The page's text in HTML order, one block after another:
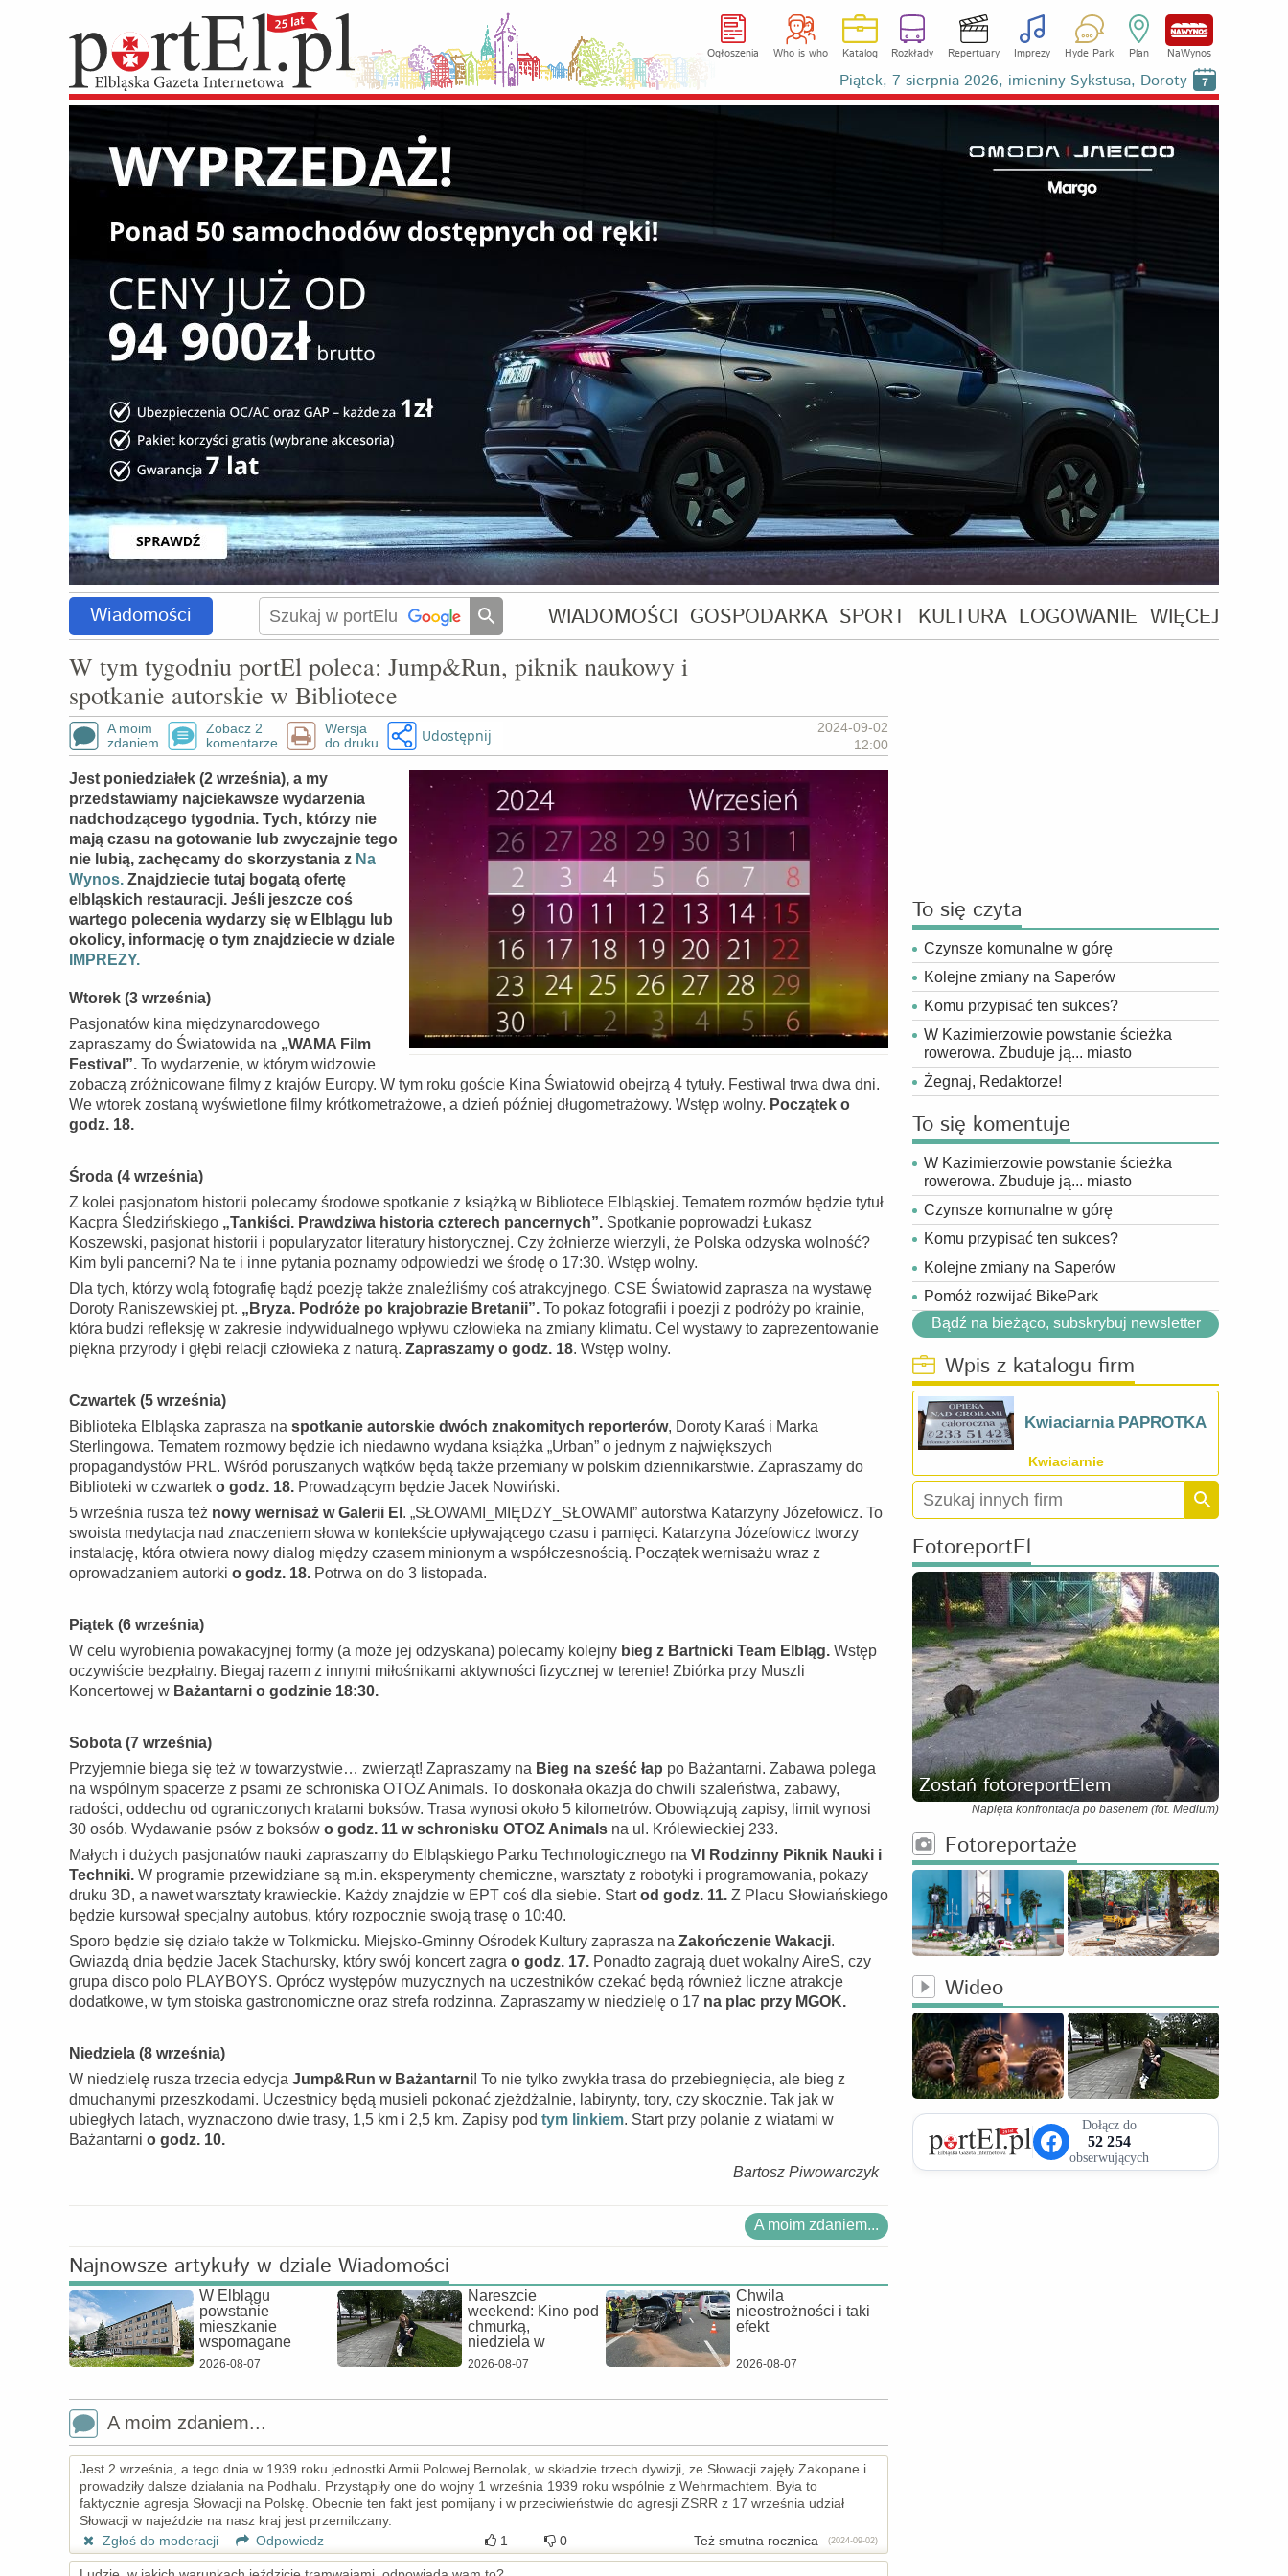
Ogłoszenia Who is who Katalog Rozkłady Repertuary Imprezy Hyde Park Plan NaWynos
Piątek, 7 sierpnia 2026, imieniny Sykstusa, Doroty 7
Wiadomości WIADOMOŚCI GOSPODARKA SPORT KULTURA LOGOWANIE WIĘCEJ
W tym tygodniu portEl poleca: Jump&Run, piknik naukowy i
spotkanie autorskie w Bibliotece
A moim
zdaniem
Zobacz 2
komentarze
Wersja
do druku
Udostępnij
2024-09-02
12:00
Jest poniedziałek (2 września), a my
przedstawiamy najciekawsze wydarzenia
nadchodzącego tygodnia. Tych, którzy nie
mają czasu na gotowanie lub zwyczajnie tego
nie lubią, zachęcamy do skorzystania z Na
Wynos. Znajdziecie tutaj bogatą ofertę
elbląskich restauracji. Jeśli jeszcze coś
wartego polecenia wydarzy się w Elblągu lub
okolicy, informację o tym znajdziecie w dziale
IMPREZY.
Wtorek (3 września)
Pasjonatów kina międzynarodowego
zapraszamy do Światowida na „WAMA Film
Festival”. To wydarzenie, w którym widzowie
zobaczą zróżnicowane filmy z krajów Europy. W tym roku goście Kina Światowid obejrzą 4 tytuły. Festiwal trwa dwa dni.
We wtorek zostaną wyświetlone filmy krótkometrażowe, a dzień później długometrażowy. Wstęp wolny. Początek o
godz. 18.
Środa (4 września)
Z kolei pasjonatom historii polecamy środowe spotkanie z książką w Bibliotece Elbląskiej. Tematem rozmów będzie tytuł
Kacpra Śledzińskiego „Tankiści. Prawdziwa historia czterech pancernych”. Spotkanie poprowadzi Łukasz
Koszewski, pasjonat historii i popularyzator literatury historycznej. Czy żołnierze wierzyli, że Polska odzyska wolność?
Kim byli pancerni? Na te i inne pytania poznamy odpowiedzi we środę o 17:30. Wstęp wolny.
Dla tych, którzy wolą fotografię bądź poezję także znaleźliśmy coś atrakcyjnego. CSE Światowid zaprasza na wystawę
Doroty Raniszewskiej pt. „Bryza. Podróże po krajobrazie Bretanii”. To pokaz fotografii i poezji z podróży po krainie,
która budzi refleksję w zakresie indywidualnego wpływu człowieka na zmiany klimatu. Cel wystawy to zaprezentowanie
piękna przyrody i głębi relacji człowieka z naturą. Zapraszamy o godz. 18. Wstęp wolny.
Czwartek (5 września)
Biblioteka Elbląska zaprasza na spotkanie autorskie dwóch znakomitych reporterów, Doroty Karaś i Marka
Sterlingowa. Tematem rozmowy będzie ich niedawno wydana książka „Urban” o jednym z największych
propagandystów PRL. Wśród poruszanych wątków będą także przemiany w polskim dziennikarstwie. Zapraszamy do
Biblioteki w czwartek o godz. 18. Prowadzącym będzie Jacek Nowiński.
5 września rusza też nowy wernisaż w Galerii El . „SŁOWAMI_MIĘDZY_SŁOWAMI” autorstwa Katarzyny Józefowicz. To
swoista medytacja nad znaczeniem słowa w kontekście upływającego czasu i pamięci. Katarzyna Józefowicz tworzy
instalację, która otwiera nowy dialog między czasem minionym a współczesnością. Początek wernisażu wraz z
oprowadzaniem autorki o godz. 18. Potrwa on do 3 listopada.
Piątek (6 września)
W celu wyrobienia powakacyjnej formy (a może jej odzyskana) polecamy kolejny bieg z Bartnicki Team Elbląg. Wstęp
oczywiście bezpłatny. Biegaj razem z innymi miłośnikami aktywności fizycznej w terenie! Zbiórka przy Muszli
Koncertowej w Bażantarni o godzinie 18:30.
Sobota (7 września)
Przyjemnie biega się też w towarzystwie… zwierząt! Zapraszamy na Bieg na sześć łap po Bażantarni. Zabawa polega
na wspólnym spacerze z psami ze schroniska OTOZ Animals. To doskonała okazja do chwili szaleństwa, zabawy,
radości, oddechu od ograniczonych kratami boksów. Trasa wynosi około 5 kilometrów. Obowiązują zapisy, limit wynosi
30 osób. Wydawanie psów z boksów o godz. 11 w schronisku OTOZ Animals na ul. Królewieckiej 233.
Małych i dużych pasjonatów nauki zapraszamy do Elbląskiego Parku Technologicznego na VI Rodzinny Piknik Nauki i
Techniki. W programie przewidziane są m.in. eksperymenty chemiczne, warsztaty z robotyki i programowania, pokazy
druku 3D, a nawet warsztaty krawieckie. Każdy znajdzie w EPT coś dla siebie. Startod godz. 11. Z Placu Słowiańskiego
będzie kursował specjalny autobus, który rozpocznie swoją trasę o 10:40.
Sporo będzie się działo także w Tolkmicku. Miejsko-Gminny Ośrodek Kultury zaprasza na Zakończenie Wakacji.
Gwiazdą dnia będzie Jacek Stachursky, który swój koncert zagra o godz. 17. Ponadto zagrają duet wokalny AireS, czy
grupa disco polo PLAYBOYS. Oprócz występów muzycznych na uczestników czekać będą również liczne atrakcje
dodatkowe, w tym stoiska gastronomiczne oraz strefa rodzinna. Zapraszamy w niedzielę o 17 na plac przy MGOK.
Niedziela (8 września)
W niedzielę rusza trzecia edycja Jump&Run w Bażantarni! To nie tylko zwykła trasa do przebiegnięcia, ale bieg z
dmuchanymi przeszkodami. Uczestnicy będą musieli pokonać zjeżdżalnie, labirynty, tory, czy skocznie. Tak jak w
ubiegłych latach, wyznaczono dwie trasy, 1,5 km i 2,5 km. Zapisy pod tym linkiem. Start przy polanie z wiatami w
Bażantarni o godz. 10.
Bartosz Piwowarczyk
A moim zdaniem...
Najnowsze artykuły w dziale Wiadomości
W Elblągu
powstanie
mieszkanie
wspomagane
2026-08-07
Nareszcie
weekend: Kino pod
chmurką,
niedziela w
2026-08-07
Chwila
nieostrożności i taki
efekt
2026-08-07
A moim zdaniem...
Jest 2 września, a tego dnia w 1939 roku jednostki Armii Polowej Bernolak, w składzie trzech dywizji, ze Słowacji zajęły Zakopane i
prowadziły dalsze działania na Podhalu. Przystąpiły one do wojny 1 września 1939 roku wspólnie z Wehrmachtem. Była to
faktycznie agresja Słowacji na Polskę. Obecnie ten fakt jest pomijany i w przeciwieństwie do agresji ZSRR z 17 września udział
Słowacji w najeździe na nasz kraj jest przemilczany.
Zgłoś do moderacji
Odpowiedz 1 0 Też smutna rocznica (2024-09-02)
To się czyta
Czynsze komunalne w górę
Kolejne zmiany na Saperów
Komu przypisać ten sukces?
W Kazimierzowie powstanie ścieżka
rowerowa. Zbuduje ją... miasto
Żegnaj, Redaktorze!
To się komentuje
W Kazimierzowie powstanie ścieżka
rowerowa. Zbuduje ją... miasto
Czynsze komunalne w górę
Komu przypisać ten sukces?
Kolejne zmiany na Saperów
Pomóż rozwijać BikePark
Bądź na bieżąco, subskrybuj newsletter
Wpis z katalogu firm
Kwiaciarnia PAPROTKA
Kwiaciarnie
FotoreportEl
Zostań fotoreportElem
Napięta konfrontacja po basenem (fot. Medium)
Fotoreportaże
Wideo